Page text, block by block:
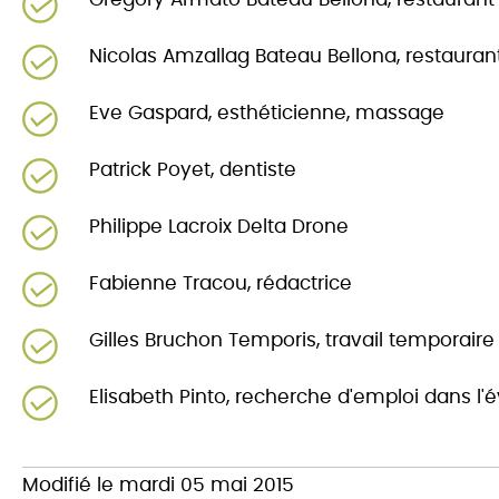
Nicolas Amzallag Bateau Bellona,
Eve Gaspard, esthéticienne, massage
Patrick Poyet, dentiste
Philippe Lacroix Delta Drone
Fabienne Tracou, rédactrice
Gilles Bruchon Temporis, travail temporaire
Elisabeth Pinto, recherche d'emploi dans
Modifié le mardi 05 mai 2015